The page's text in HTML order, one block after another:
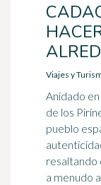
Viajes y
Anidado
de los
pueblo
resaltando
a menudo